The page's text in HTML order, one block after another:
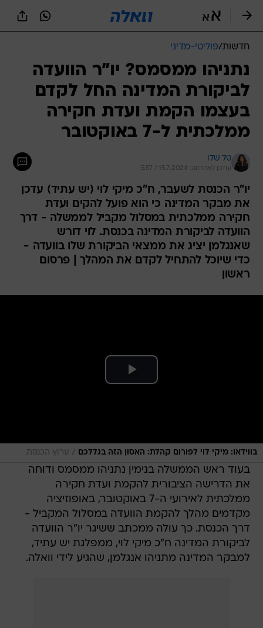
חדשות/פוליטי-מדיני
נתניהו ממסמס? יו"ר הוועדה
לביקורת המדינה החל לקדם
בעצמו הקמת ועדת חקירה
ממלכתית ל-7 באוקטובר
טל שלו
עודכן לאחרונה: 15.7.2024 / 5:57
יו"ר הכנסת לשעבר, ח"כ מיקי לוי (יש עתיד) עדכן
את מבקר המדינה כי הוא פועל להקים ועדת
חקירה ממלכתית במסלול מקביל לממשלה - דרך
הוועדה לביקורת המדינה בכנסת. לוי דורש
שאנגלמן יציג את ממצאי הביקורת שלו בוועדה -
כדי שיוכל להתחיל לקדם את המהלך | פרסום
ראשון
בווידאו: מיקי לוי לפורום קהלת: האסון הזה בגללכם / ערוץ הכנסת
בעוד ראש הממשלה בנימין נתניהו ממסמס ודוחה
את הדרישה הציבורית להקמת ועדת חקירה
ממלכתית לאירועי ה-7 באוקטובר, באופוזיציה
מקדמים מהלך להקמת הוועדה במסלול המקביל -
דרך הכנסת. כך עולה ממכתב ששיגר יו"ר הוועדה
לביקורת המדינה ח"כ מיקי לוי, ממפלגת יש עתיד,
למבקר המדינה מתניהו אנגלמן, שהגיע לידי וואלה.